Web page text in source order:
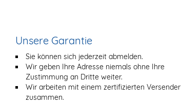
Unsere Garantie
Sie können sich jederzeit abmelden.
Wir geben Ihre Adresse niemals ohne Ihre
Zustimmung an Dritte weiter.
Wir arbeiten mit einem zertifizierten Versender
zusammen.